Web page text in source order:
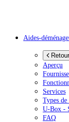
Aides-
Aperçu
Services
Types de
U-Box -
FAQ